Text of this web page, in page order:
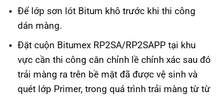
Để lớp sơn lót Bitum khô trước khi thi công
dán màng.
Đặt cuộn Bitumex RP2SA/RP2SAPP tại khu
vực cần thi công căn chỉnh lề chính xác sau đó
trải màng ra trên bề mặt đã được vệ sinh và
quét lớp Primer, trong quá trình trải màng từ từ